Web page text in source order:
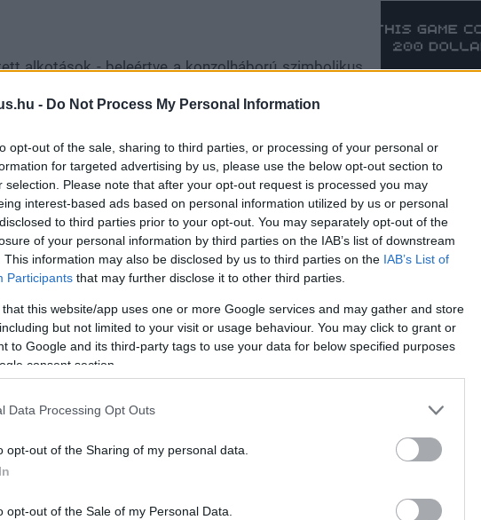
- Do Not Process My Personal Information
opt-out of the sale, sharing to third parties, or processing of your personal or
for targeted advertising by us, please use the below opt-out section to
selection. Please note that after your opt-out request is processed you may
interest-based ads based on personal information utilized by us or personal
to third parties prior to your opt-out. You may separately opt-out of the
of your personal information by third parties on the IAB’s list of downstream
This information may also be disclosed by us to third parties on the IAB’s List of
Participants that may further disclose it to other third parties.
that this website/app uses one or more Google services and may gather and store
but not limited to your visit or usage behaviour. You may click to grant or
to Google and its third-party tags to use your data for below specified purposes
consent section.
Data Processing Opt Outs
opt-out of the Sharing of my personal data.
opt-out of the Sale of my Personal Data.
alkotások - beleértve a konzolháború szimbolikus
kerül majd ki augusztus legjobbja, hiszen ebben
valószínűleg túl van már néhány voksoláson,
a teendőket. Nem túl bonyolult a folyamat,
hónap legjobbja címre szerinted leginkább érdemes
a favoritod a betűrend szerint felsorolt címek
ajánlott választanod. Emellett arra is lehetőséget
meglesd az állást a "Nem szavazok, csak az
jön szembe GSO-n vagy a social médiában.
a legjobbakat,
és azt elfogadom.
PCW HÍREK